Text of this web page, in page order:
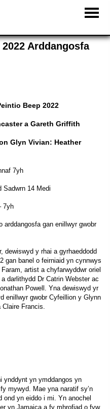
Arddangosfa
Beep 2022
a Gareth Griffith
Glyn Vivian: Heather
7yh
Sadwrn 14 Medi
7yh
arddangosfa gan enillwyr gwobr
dewiswyd y rhai a gyrhaeddodd
gan banel o feirniaid yn cynnwys
artist a chyfarwyddwr oriel
darlithydd Dr Catrin Webster ac
Powell. Yna dewiswyd yr
enillwyr gwobr Cyfeillion y Glynn
Francis.
ynddynt yn ymddangos yn
mywyd. Mae yna naratif sy’n
ond yn eiddo i mi. Yn anochel
yn Jamaica a fy mhrofiad o fyw